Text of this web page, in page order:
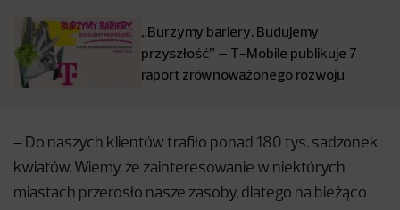
„Burzymy bariery. Budujemy
przyszłość” – T-Mobile publikuje 7
raport zrównoważonego rozwoju
– Do naszych klientów trafiło ponad 180 tys. sadzonek
kwiatów. Wiemy, że zainteresowanie w niektórych
miastach przerosło nasze zasoby, dlatego na bieżąco